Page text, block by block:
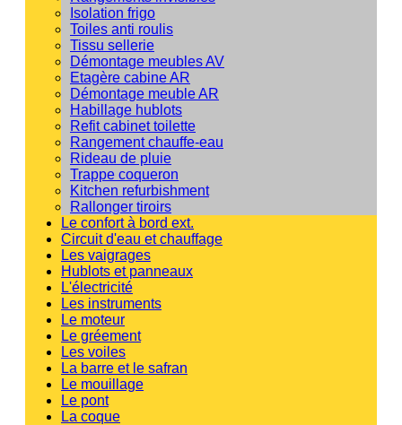
Isolation frigo
Toiles anti roulis
Tissu sellerie
Démontage meubles AV
Etagère cabine AR
Démontage meuble AR
Habillage hublots
Refit cabinet toilette
Rangement chauffe-eau
Rideau de pluie
Trappe coqueron
Kitchen refurbishment
Rallonger tiroirs
Le confort à bord ext.
Circuit d'eau et chauffage
Les vaigrages
Hublots et panneaux
L'électricité
Les instruments
Le moteur
Le gréement
Les voiles
La barre et le safran
Le mouillage
Le pont
La coque